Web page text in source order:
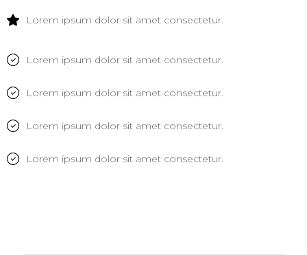
Lorem ipsum dolor sit amet consectetur.
Lorem ipsum dolor sit amet consectetur.
Lorem ipsum dolor sit amet consectetur.
Lorem ipsum dolor sit amet consectetur.
Lorem ipsum dolor sit amet consectetur.